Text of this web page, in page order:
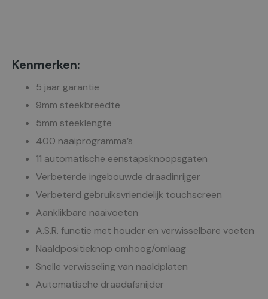
Kenmerken:
5 jaar garantie
9mm steekbreedte
5mm steeklengte
400 naaiprogramma’s
11 automatische eenstapsknoopsgaten
Verbeterde ingebouwde draadinrijger
Verbeterd gebruiksvriendelijk touchscreen
Aanklikbare naaivoeten
A.S.R. functie met houder en verwisselbare voeten
Naaldpositieknop omhoog/omlaag
Snelle verwisseling van naaldplaten
Automatische draadafsnijder